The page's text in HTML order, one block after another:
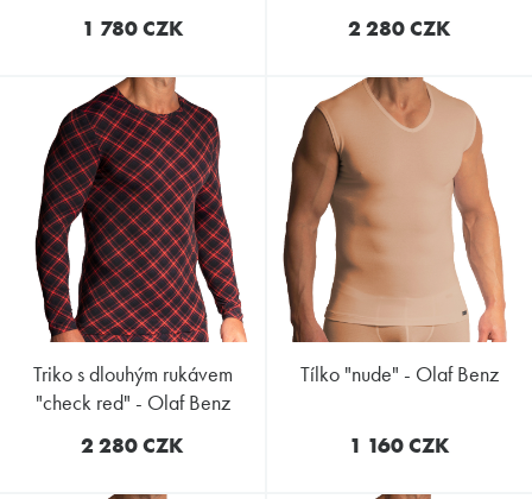
1 780 CZK
2 280 CZK
triko s dlouhým rukávem
"check red" - Olaf Benz
2 280 CZK
tílko "nude" - Olaf Benz
1 160 CZK